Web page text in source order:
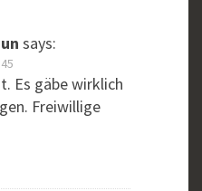
says:
Es gäbe wirklich
Freiwillige